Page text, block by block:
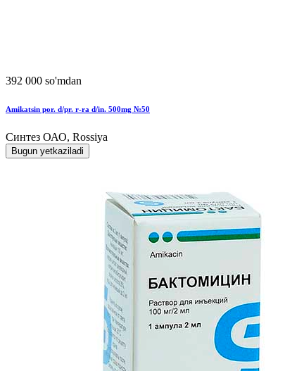
392 000 so'mdan
Amikatsin por. d/pr. r-ra d/in. 500mg №50
Синтез ОАО, Rossiya
Bugun yetkaziladi